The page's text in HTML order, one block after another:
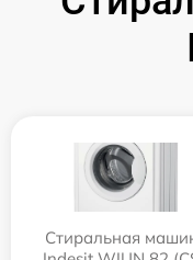
Стиральная